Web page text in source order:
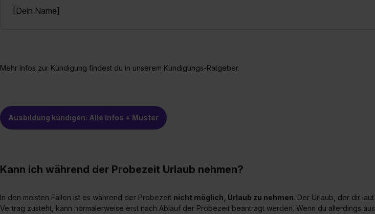
[Dein Name]
Mehr Infos zur Kündigung findest du in unserem Kündigungs-Ratgeber.
Ausbildung kündigen: Alle Infos + Muster
Kann ich während der Probezeit Urlaub nehmen?
In den meisten Fällen ist es während der Probezeit nicht möglich, Urlaub zu nehmen. Der Urlaub, der dir laut
Vertrag zusteht, kann normalerweise erst nach Ablauf der Probezeit beantragt werden. Wenn du allerdings aus